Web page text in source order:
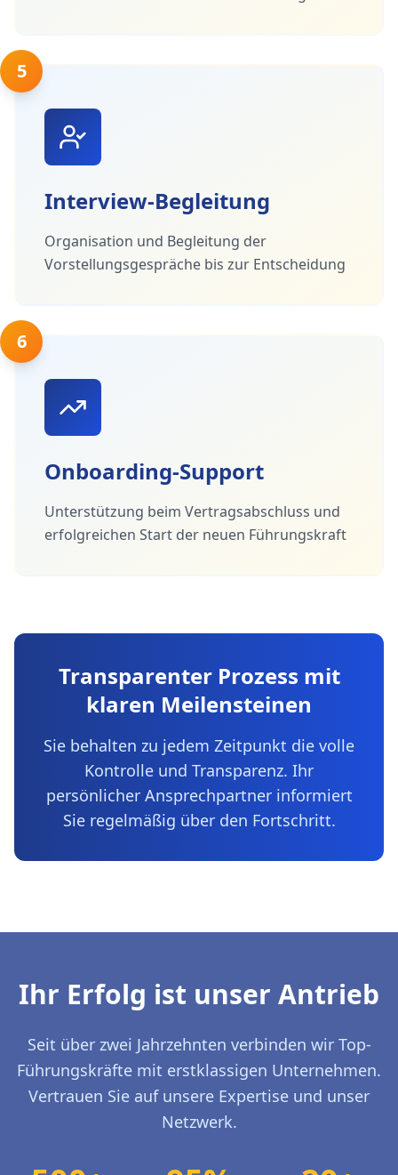
5
Interview-Begleitung
Organisation und Begleitung der
Vorstellungsgespräche bis zur Entscheidung
6
Onboarding-Support
Unterstützung beim Vertragsabschluss und
erfolgreichen Start der neuen Führungskraft
Transparenter Prozess mit
klaren Meilensteinen
Sie behalten zu jedem Zeitpunkt die volle
Kontrolle und Transparenz. Ihr
persönlicher Ansprechpartner informiert
Sie regelmäßig über den Fortschritt.
Ihr Erfolg ist unser Antrieb
Seit über zwei Jahrzehnten verbinden wir Top-
Führungskräfte mit erstklassigen Unternehmen.
Vertrauen Sie auf unsere Expertise und unser
Netzwerk.